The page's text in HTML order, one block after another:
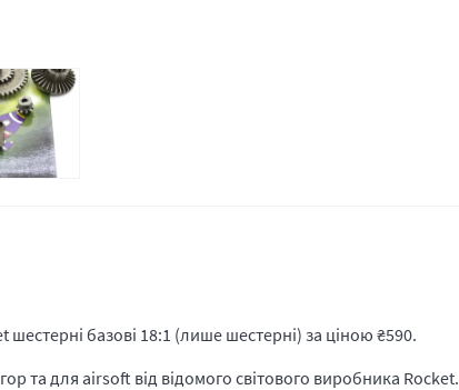
базові 18:1 (лише шестерні) за ціною ₴590.
та для airsoft від відомого світового виробника Rocket.